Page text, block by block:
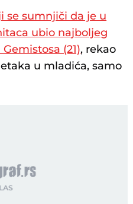
se sumnjiči da je u
ubio najboljeg
(21), rekao
u mladića, samo